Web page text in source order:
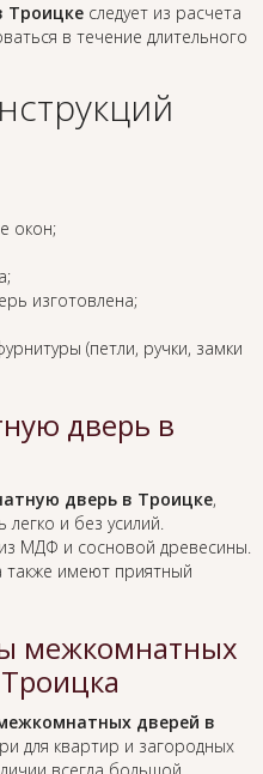
Троицке следует из расчета
в течение длительного
окон;
изготовлена;
(петли, ручки, замки
дверь в
дверь в Троицке,
и без усилий.
МДФ и сосновой древесины.
также имеют приятный
межкомнатных
дверей в
для квартир и загородных